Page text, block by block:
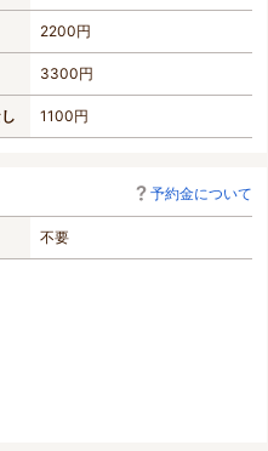
2200円
3300円
1100円
予約金について
不要